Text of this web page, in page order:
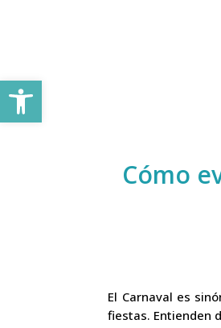
Cómo
El Carnaval es
fiestas. Entienden
Abrir barra de herramientas